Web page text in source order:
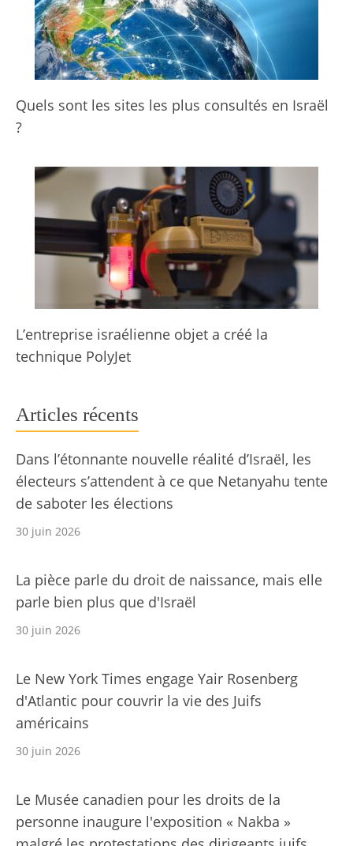
Quels sont les sites les plus consultés en Israël
?
L’entreprise israélienne objet a créé la
technique PolyJet
Articles récents
Dans l’étonnante nouvelle réalité d’Israël, les
électeurs s’attendent à ce que Netanyahu tente
de saboter les élections
30 juin 2026
La pièce parle du droit de naissance, mais elle
parle bien plus que d'Israël
30 juin 2026
Le New York Times engage Yair Rosenberg
d'Atlantic pour couvrir la vie des Juifs
américains
30 juin 2026
Le Musée canadien pour les droits de la
personne inaugure l'exposition « Nakba »